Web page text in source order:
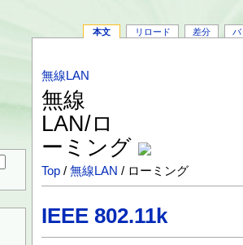
本文 リロード 差分 バ
無線LAN
無線
LAN/ロ
ーミング
Top /無線LAN / ローミング
IEEE 802.11k